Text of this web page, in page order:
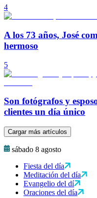
4
A los 73 años, José
hermoso
5
Son fotógrafos y
clientes un día único
Cargar más artículos
sábado 8 agosto
Fiesta del día
Meditación del día
Evangelio del dí
Oraciones del día